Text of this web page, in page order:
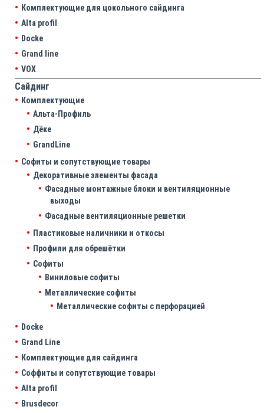
Комплектующие для цокольного сайдинга
Alta profil
Docke
Grand line
VOX
Сайдинг
Комплектующие
Альта-Профиль
Дёке
GrandLine
Софиты и сопутствующие товары
Декоративные элементы фасада
Фасадные монтажные блоки и вентиляционные
выходы
Фасадные вентиляционные решетки
Пластиковые наличники и откосы
Профили для обрешётки
Софиты
Виниловые софиты
Металлические софиты
Металлические софиты с перфорацией
Docke
Grand Line
Комплектующие для сайдинга
Соффиты и сопутствующие товары
Alta profil
Brusdecor